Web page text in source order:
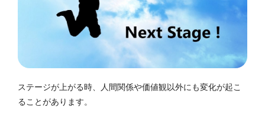
ステージが上がる時、人間関係や価値観以外にも変化が起こ
ることがあります。